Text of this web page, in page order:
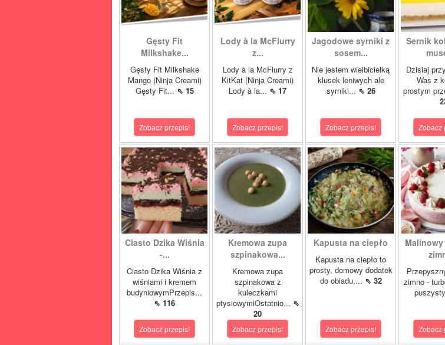
Gęsty Fit
Milkshake...
Gęsty Fit Milkshake
Mango (Ninja Creami)
Gęsty Fit... ⇖ 15
Zobacz przepis!
Lody à la McFlurry
z...
Lody à la McFlurry z
KitKat (Ninja Creami)
Lody à la... ⇖ 17
Zobacz przepis!
Jagodowe syrniki z
sosem...
Nie jestem wielbicielką
klusek leniwych ale
syrniki... ⇖ 26
Zobacz przepis!
Sernik
Dzisiaj
Was z
prostym
Zobacz
Ciasto Dzika Wiśnia
-...
Ciasto Dzika Wiśnia z
wiśniami i kremem
budyniowymPrzepis...
⇖ 116
Zobacz przepis!
Kremowa zupa
szpinakowa...
Kremowa zupa
szpinakowa z
kuleczkami
ptysiowymiOstatnio... ⇖
20
Zobacz przepis!
Kapusta na ciepło
Kapusta na ciepło to
prosty, domowy dodatek
do obiadu,... ⇖ 32
Zobacz przepis!
zimno -
Zobacz